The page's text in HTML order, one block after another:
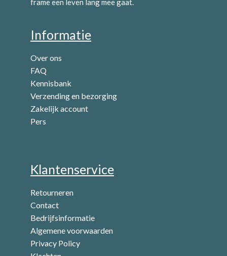
frame een leven lang mee gaat.
Informatie
Over ons
FAQ
Kennisbank
Verzending en bezorging
Zakelijk account
Pers
Klantenservice
Retourneren
Contact
Bedrijfsinformatie
Algemene voorwaarden
Privacy Policy